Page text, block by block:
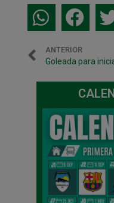
ANTERIOR